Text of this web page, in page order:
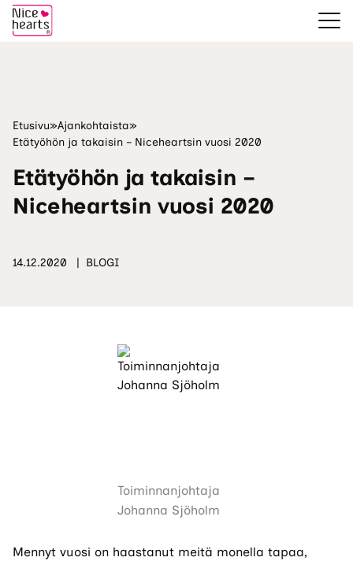
Etusivu»Ajankohtaista»
Etätyöhön ja takaisin – Niceheartsin vuosi 2020
Etätyöhön ja takaisin –
Niceheartsin vuosi 2020
14.12.2020 BLOGI
Toiminnanjohtaja
Johanna Sjöholm
Mennyt vuosi on haastanut meitä monella tapaa,